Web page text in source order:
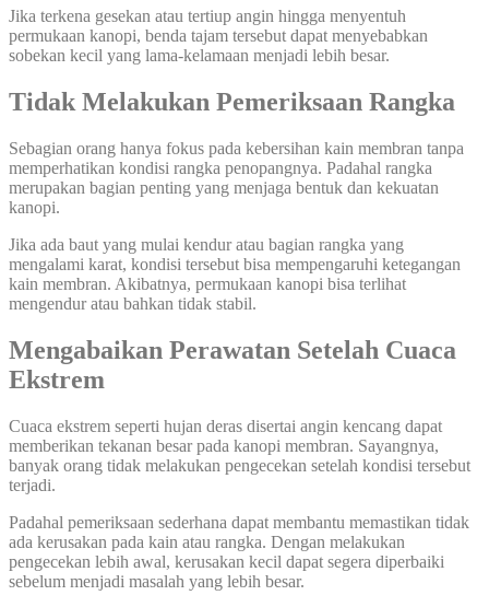
Jika terkena gesekan atau tertiup angin hingga menyentuh
permukaan kanopi, benda tajam tersebut dapat menyebabkan
sobekan kecil yang lama-kelamaan menjadi lebih besar.
Tidak Melakukan Pemeriksaan Rangka
Sebagian orang hanya fokus pada kebersihan kain membran tanpa
memperhatikan kondisi rangka penopangnya. Padahal rangka
merupakan bagian penting yang menjaga bentuk dan kekuatan
kanopi.
Jika ada baut yang mulai kendur atau bagian rangka yang
mengalami karat, kondisi tersebut bisa mempengaruhi ketegangan
kain membran. Akibatnya, permukaan kanopi bisa terlihat
mengendur atau bahkan tidak stabil.
Mengabaikan Perawatan Setelah Cuaca
Ekstrem
Cuaca ekstrem seperti hujan deras disertai angin kencang dapat
memberikan tekanan besar pada kanopi membran. Sayangnya,
banyak orang tidak melakukan pengecekan setelah kondisi tersebut
terjadi.
Padahal pemeriksaan sederhana dapat membantu memastikan tidak
ada kerusakan pada kain atau rangka. Dengan melakukan
pengecekan lebih awal, kerusakan kecil dapat segera diperbaiki
sebelum menjadi masalah yang lebih besar.